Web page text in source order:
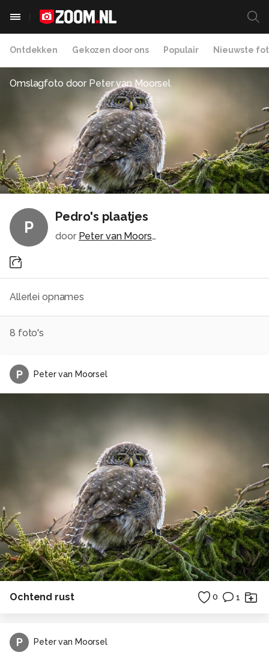
Ontdekken Gekozen door ons Populair Nieuwste
Omslagfoto door Peter van Moorsel
P
Pedro's plaatjes
door Peter van Moorsel
Allerlei opnames
8 foto's
P Peter van Moorsel
Ochtend rust 0 1
P Peter van Moorsel